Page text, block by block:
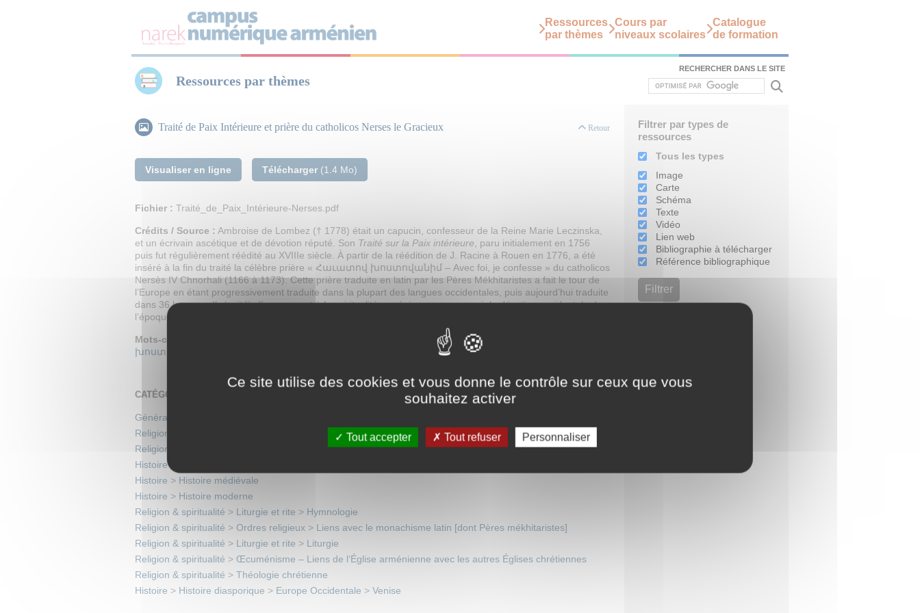
Ressources
par thèmes
Cours par
niveaux scolaires
Catalogue
de formation
Ressources par thèmes
RECHERCHER DANS LE SITE
Traité de Paix Intérieure et prière du catholicos Nerses le Gracieux Retour
Visualiser en ligne Télécharger (1.4 Mo)
Fichier : Traité_de_Paix_Intérieure-Nerses.pdf
Crédits / Source : Ambroise de Lombez († 1778) était un capucin, confesseur de la Reine Marie Leczinska,
et un écrivain ascétique et de dévotion réputé. Son Traité sur la Paix intérieure , paru initialement en 1756
puis fut régulièrement réédité au XVIIIe siècle. À partir de la réédition de J. Racine à Rouen en 1776, a été
inséré à la fin du traité la célèbre prière « Հաւատով խոստովանիմ – Avec foi, je confesse » du catholicos
Nersès IV Chnorhali (1166 à 1173). Cette prière traduite en latin par les Pères Mékhitaristes a fait le tour de
l’Europe en étant progressivement traduite dans la plupart des langues occidentales, puis aujourd’hui traduite
dans 36 langues. Il s’agit là d’un emprunt à la spiritualité arménienne pour nourrir la dévotion occidentale de
l’époque moderne.
Mots-clefs : Traité sur la Paix intérieure,Ambroise de Lombez
խոստովանիմ
CATÉGORIES
Généralités
Religion & spiritualité
Église Apostolique Arménienne
Religion & spiritualité
Église catholique arménienne (depuis 1742)
Histoire
Histoire > Histoire médiévale
Histoire > Histoire moderne
Religion & spiritualité > Liturgie et rite > Hymnologie
Religion & spiritualité > Ordres religieux > Liens avec le monachisme latin [dont Pères mékhitaristes]
Religion & spiritualité > Liturgie et rite > Liturgie
Religion & spiritualité > Œcuménisme – Liens de l’Église arménienne avec les autres Églises chrétiennes
Religion & spiritualité > Théologie chrétienne
Histoire > Histoire diasporique > Europe Occidentale > Venise
Filtrer par types de
ressources
Tous les types
Image
Carte
Schéma
Texte
Vidéo
Lien web
Bibliographie à télécharger
Référence bibliographique
Filtrer
Ce site utilise des cookies et vous donne le contrôle sur ceux que vous
souhaitez activer
Tout accepter Tout refuser Personnaliser